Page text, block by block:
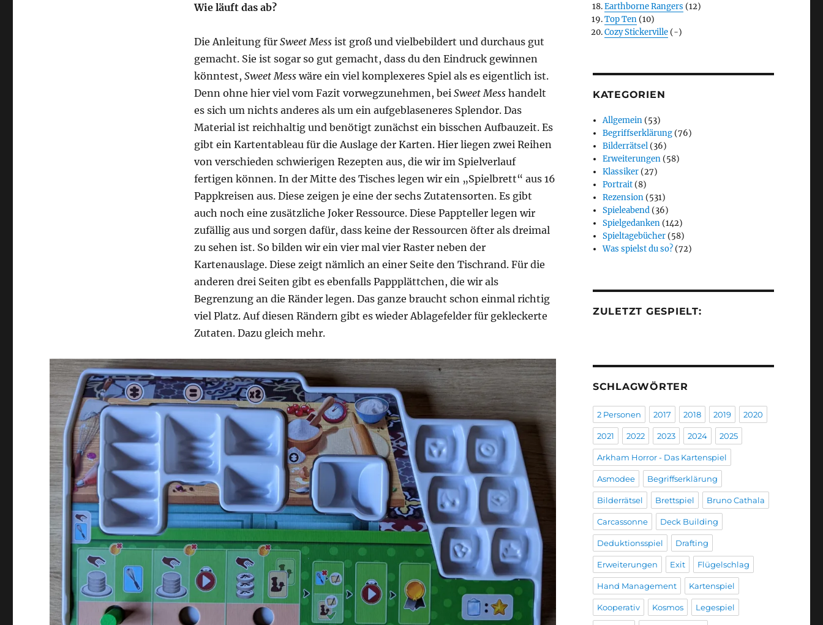
Wie läuft das ab?
Die Anleitung für Sweet Messist groß und vielbebildert und durchaus gut
gemacht. Sie ist sogar so gut gemacht, dass du den Eindruck gewinnen
könntest, Sweet Messwäre ein viel komplexeres Spiel als es eigentlich ist.
Denn ohne hier viel vom Fazit vorwegzunehmen, bei Sweet Messhandelt
es sich um nichts anderes als um ein aufgeblaseneres Splendor. Das
Material ist reichhaltig und benötigt zunächst ein bisschen Aufbauzeit. Es
gibt ein Kartentableau für die Auslage der Karten. Hier liegen zwei Reihen
von verschieden schwierigen Rezepten aus, die wir im Spielverlauf
fertigen können. In der Mitte des Tisches legen wir ein „Spielbrett“ aus 16
Pappkreisen aus. Diese zeigen je eine der sechs Zutatensorten. Es gibt
auch noch eine zusätzliche Joker Ressource. Diese Pappteller legen wir
zufällig aus und sorgen dafür, dass keine der Ressourcen öfter als dreimal
zu sehen ist. So bilden wir ein vier mal vier Raster neben der
Kartenauslage. Diese zeigt nämlich an einer Seite den Tischrand. Für die
anderen drei Seiten gibt es ebenfalls Pappplättchen, die wir als
Begrenzung an die Ränder legen. Das ganze braucht schon einmal richtig
viel Platz. Auf diesen Rändern gibt es wieder Ablagefelder für gekleckerte
Zutaten. Dazu gleich mehr.
Earthborne Rangers (12)
Top Ten (10)
Cozy Stickerville (-)
KATEGORIEN
Allgemein (53)
Begriffserklärung (76)
Bilderrätsel (36)
Erweiterungen (58)
Klassiker (27)
Portrait (8)
Rezension (531)
Spieleabend (36)
Spielgedanken (142)
Spieltagebücher (58)
Was spielst du so? (72)
ZULETZT GESPIELT:
SCHLAGWÖRTER
2 Personen 2017 2018 2019 2020
2021 2022 2023 2024 2025
Arkham Horror - Das Kartenspiel
Asmodee Begriffserklärung
Bilderrätsel Brettspiel Bruno Cathala
Carcassonne Deck Building
Deduktionsspiel Drafting
Erweiterungen Exit Flügelschlag
Hand Management Kartenspiel
Kooperativ Kosmos Legespiel